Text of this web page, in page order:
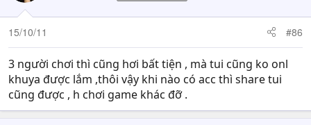
15/10/11 #86
3 người chơi thì cũng hơi bất tiện , mà tui cũng ko onl
khuya được lắm ,thôi vậy khi nào có acc thì share tui
cũng được , h chơi game khác đỡ .